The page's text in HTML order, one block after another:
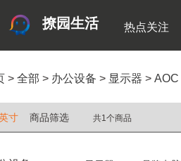
撩园生活 热点关注
> 全部 > 办公设备 > 显示器 > AOC
寸 商品筛选 共1个商品